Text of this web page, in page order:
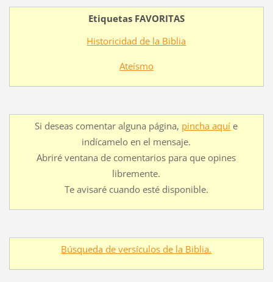
Etiquetas FAVORITAS
Historicidad de la Biblia
Ateísmo
Si deseas comentar alguna página, pincha aquí e
indícamelo en el mensaje.
Abriré ventana de comentarios para que opines
libremente.
Te avisaré cuando esté disponible.
Búsqueda de versículos de la Biblia.